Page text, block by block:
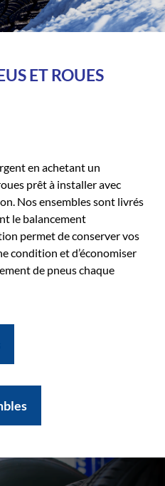
ET ROUES
en achetant un
prêt à installer avec
Nos ensembles sont livrés
le balancement
permet de conserver vos
condition et d’économiser
de pneus chaque